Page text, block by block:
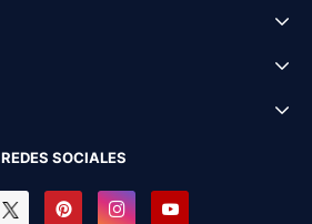
REDES SOCIALES